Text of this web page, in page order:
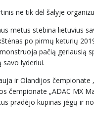
ne tik dėl šalyje
metus stebina lietuvius
po pirmų keturių
pačią geriausią
savo lyderiui.
ir Olandijos
čempionate „ADAC MX
pradėjo kupinas jėgų ir